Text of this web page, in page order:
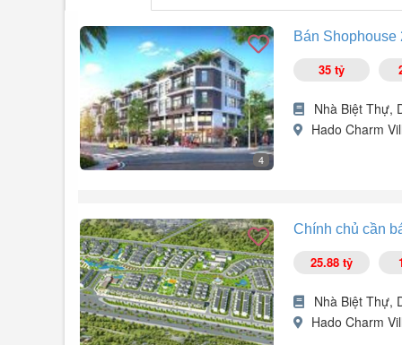
4
Bán
35 tỷ
Nhà Biệt Thự,
Hado Charm
- Diện tích: 200m².
- Xây thô hoàn thiện 4 tầng.
- Mặt tiền: 8m.
- Thuộc KĐT sinh thái đẳng cấp, mặt đường liền khu 8
- Pháp lý: Chuẩn, sẵn sàng giao dịch.
Lh/09771644910977164xxx- Nam nhà phố.
Chính chủ cần
25.88 tỷ
Nhà Biệt Thự,
Hado Charm